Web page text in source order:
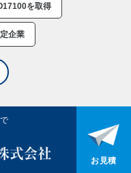
を取得
企業
お見積